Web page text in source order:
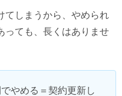
てしまうから、やめられ
っても、長くはありませ
やめる＝契約更新し